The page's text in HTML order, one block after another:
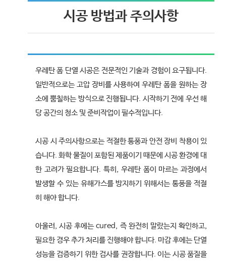
시공 방법과 주의사항
우레탄 폼 단열 시공은 전문적인 기술과 경험이 요구됩니다.
일반적으로는 고압 장비를 사용하여 우레탄 폼을 원하는 장
소에 뿜칠하는 방식으로 진행됩니다. 시작하기 전에 우선 해
당 공간의 청소 및 준비작업이 필수적입니다.
시공 시 주의사항으로는 적절한 통풍과 안전 장비 착용이 있
습니다. 화학 물질이 포함된 제품이기 때문에 시공 환경에 대
한 고려가 필요합니다. 특히, 우레탄 폼이 마르는 과정에서
발생할 수 있는 유해가스를 방지하기 위해서는 통풍을 적절
히 해야 합니다.
아울러, 시공 후에는 cured, 즉 완전히 말랐는지 확인하고,
필요한 경우 추가 처리를 진행해야 합니다. 마감 후에는 단열
성능을 검증하기 위한 검사를 권장합니다. 이는 시공 품질을